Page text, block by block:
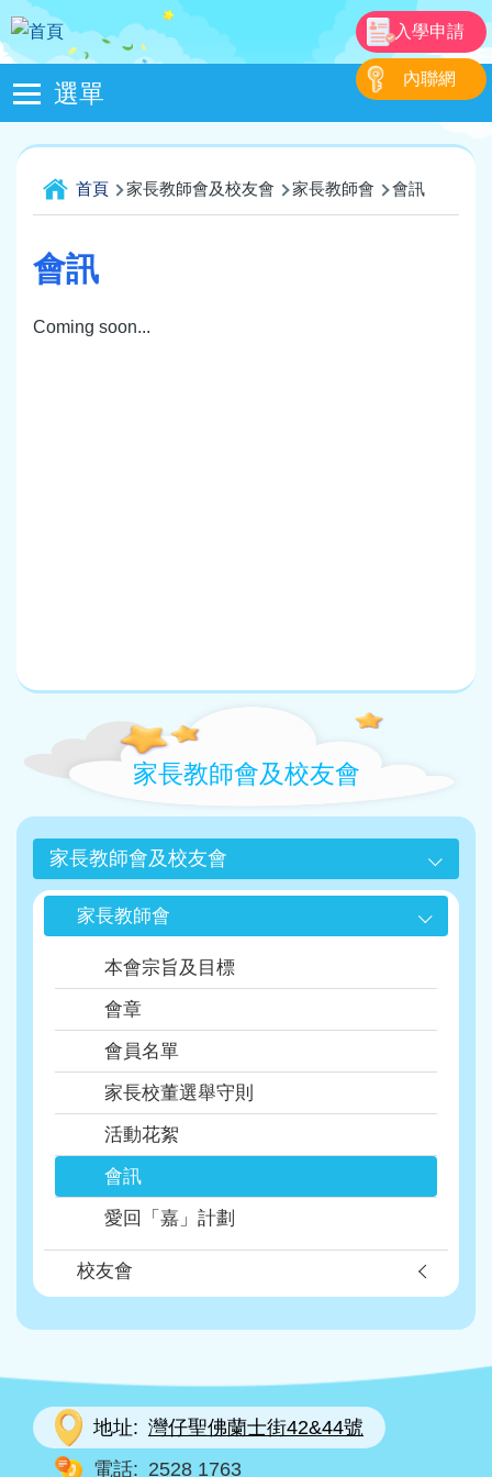
移至主內容
入學申請
內聯網
選單
Main
navigation
導
航
連
結
首頁 家長教師會及校友會 家長教師會 會訊
會訊
Coming soon...
navigation
家長教師會及校友會
家長教師會及校友會
家長教師會
本會宗旨及目標
會章
會員名單
家長校董選舉守則
活動花絮
會訊
愛回「嘉」計劃
校友會
地址: 灣仔聖佛蘭士街42&44號
電話: 2528 1763